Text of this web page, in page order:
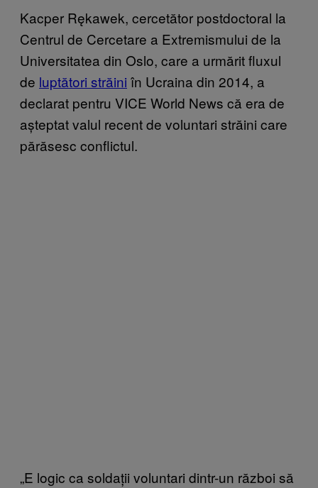
Kacper Rękawek, cercetător postdoctoral la
Centrul de Cercetare a Extremismului de la
Universitatea din Oslo, care a urmărit fluxul
de luptători străini în Ucraina din 2014, a
declarat pentru VICE World News că era de
așteptat valul recent de voluntari străini care
părăsesc conflictul.
„E logic ca soldații voluntari dintr-un război să